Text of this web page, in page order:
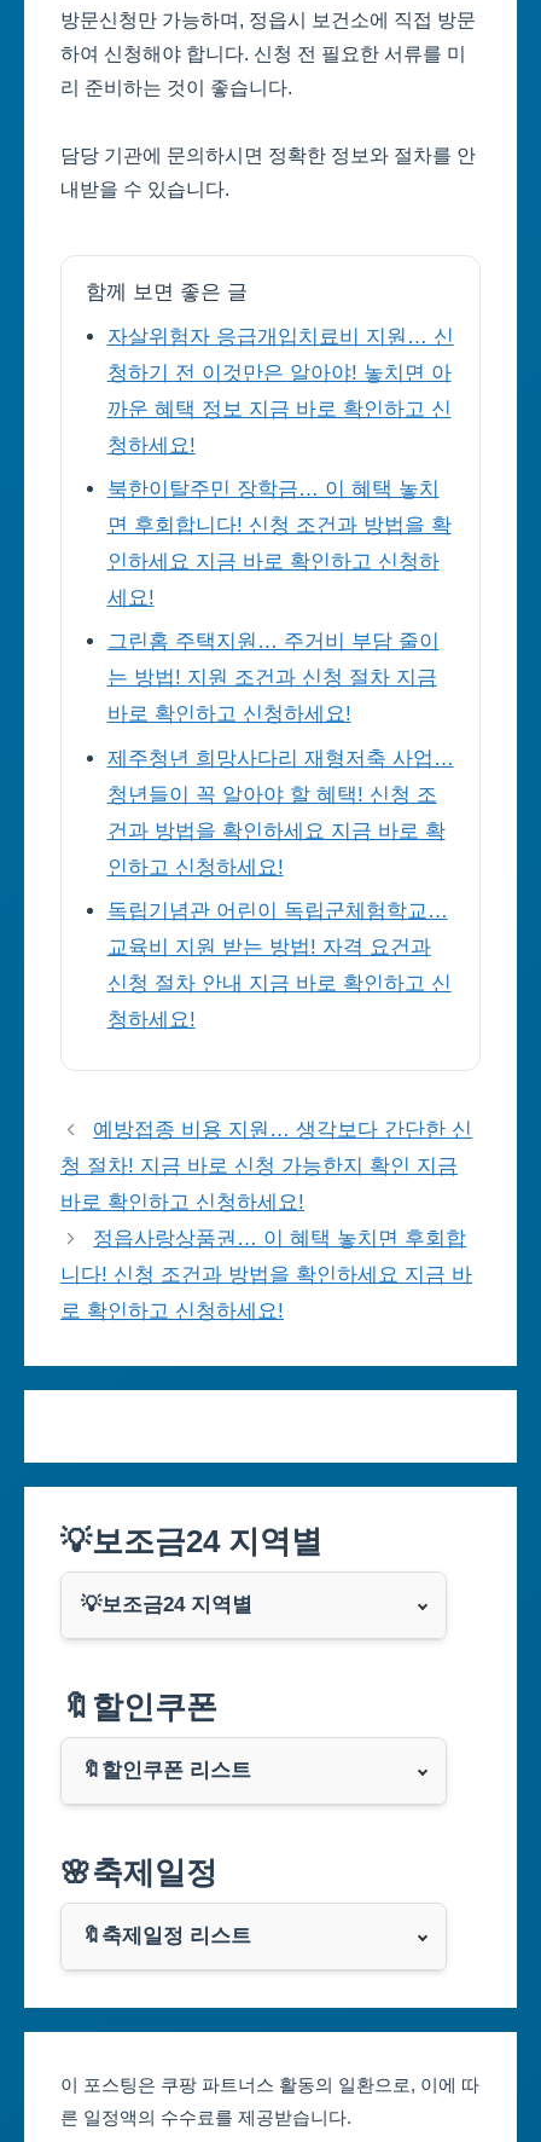
방문신청만 가능하며, 정읍시 보건소에 직접 방문
하여 신청해야 합니다. 신청 전 필요한 서류를 미
리 준비하는 것이 좋습니다.
담당 기관에 문의하시면 정확한 정보와 절차를 안
내받을 수 있습니다.
함께 보면 좋은 글
자살위험자 응급개입치료비 지원… 신
청하기 전 이것만은 알아야! 놓치면 아
까운 혜택 정보 지금 바로 확인하고 신
청하세요!
북한이탈주민 장학금… 이 혜택 놓치
면 후회합니다! 신청 조건과 방법을 확
인하세요 지금 바로 확인하고 신청하
세요!
그린홈 주택지원… 주거비 부담 줄이
는 방법! 지원 조건과 신청 절차 지금
바로 확인하고 신청하세요!
제주청년 희망사다리 재형저축 사업…
청년들이 꼭 알아야 할 혜택! 신청 조
건과 방법을 확인하세요 지금 바로 확
인하고 신청하세요!
독립기념관 어린이 독립군체험학교…
교육비 지원 받는 방법! 자격 요건과
신청 절차 안내 지금 바로 확인하고 신
청하세요!
예방접종 비용 지원… 생각보다 간단한 신
청 절차! 지금 바로 신청 가능한지 확인 지금
바로 확인하고 신청하세요!
정읍사랑상품권… 이 혜택 놓치면 후회합
니다! 신청 조건과 방법을 확인하세요 지금 바
로 확인하고 신청하세요!
💡보조금24 지역별
💡보조금24 지역별
부산광역시
대구광역시
인천광역시
광주광역시
대전광역시
🔖할인쿠폰
🔖할인쿠폰 리스트
쿠팡
클룩
🌸축제일정
🔖축제일정 리스트
대구축제 일정
이 포스팅은 쿠팡 파트너스 활동의 일환으로, 이에 따
른 일정액의 수수료를 제공받습니다.